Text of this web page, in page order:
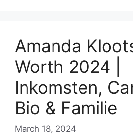
Amanda
Worth 2024 |
Inkomsten,
Bio & Familie
March 18, 2024